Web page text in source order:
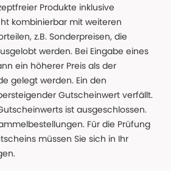
Produkte inklusive
kombinierbar mit weiteren
z.B. Sonderpreisen, die
werden. Bei Eingabe eines
ein höherer Preis als der
gelegt werden. Ein den
Gutscheinwert verfällt.
ist ausgeschlossen.
Für die Prüfung
müssen Sie sich in Ihr